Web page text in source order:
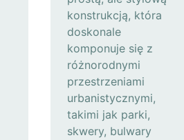
konstrukcją, która
doskonale
komponuje się z
różnorodnymi
przestrzeniami
urbanistycznymi,
takimi jak parki,
skwery, bulwary